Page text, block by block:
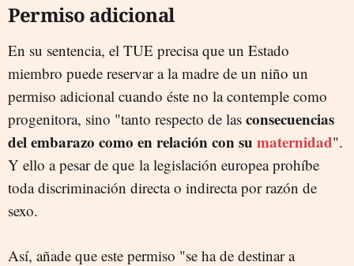
Permiso adicional
En su sentencia, el TUE precisa que un Estado
miembro puede reservar a la madre de un niño un
permiso adicional cuando éste no la contemple como
progenitora, sino "tanto respecto de las consecuencias
del embarazo como en relación con su maternidad".
Y ello a pesar de que la legislación europea prohíbe
toda discriminación directa o indirecta por razón de
sexo.
Así, añade que este permiso "se ha de destinar a